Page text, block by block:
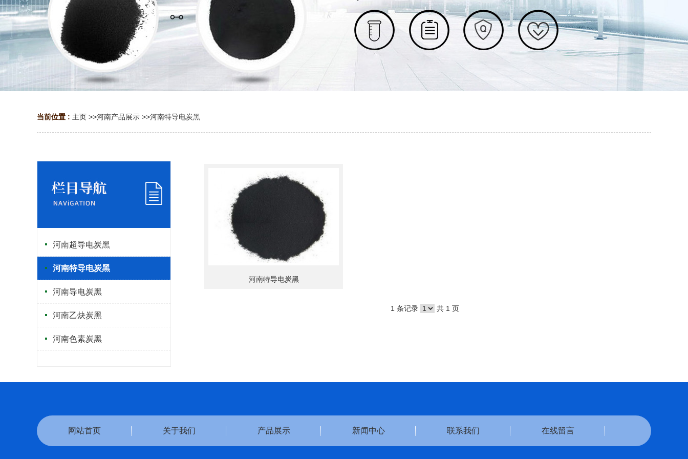
当前位置 : 主页 >>河南产品展示 >>河南特导电炭黑
河南超导电炭黑
河南特导电炭黑
河南导电炭黑
河南乙炔炭黑
河南色素炭黑
河南特导电炭黑
1 条记录 共 1 页
网站首页 关于我们 产品展示 新闻中心 联系我们 在线留言